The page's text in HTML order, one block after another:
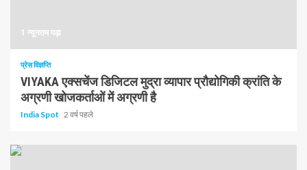
1 न्यूनतम पढ़ा
प्रेस विज्ञप्ति
VIYAKA एक्सचेंज डिजिटल मुद्रा व्यापार प्रौद्योगिकी क्रांति के
अग्रणी खोजकर्ताओं में अग्रणी है
India Spot 2 वर्ष पहले